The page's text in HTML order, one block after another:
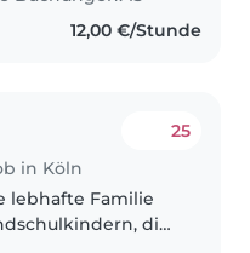
12,00 €/Stunde
in Köln
25
lebhafte Familie
die